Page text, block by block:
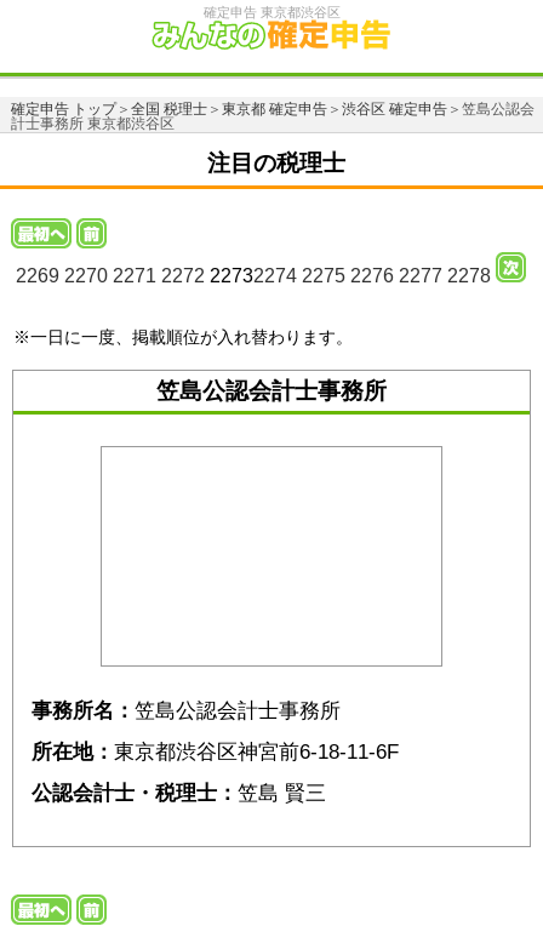
確定申告 東京都渋谷区
確定申告 トップ＞ 全国 税理士＞ 東京都 確定申告＞ 渋谷区 確定申告＞笠島公認会
計士事務所 東京都渋谷区
注目の税理士
2269 2270 2271 2272 22732274 2275 2276 2277 2278
※一日に一度、掲載順位が入れ替わります。
笠島公認会計士事務所
事務所名： 笠島公認会計士事務所
所在地： 東京都渋谷区神宮前6-18-11-6F
公認会計士・税理士： 笠島 賢三